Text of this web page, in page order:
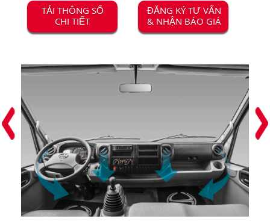
TẢI THÔNG SỐ
CHI TIẾT
ĐĂNG KÝ TƯ VẤN
& NHẬN BÁO GIÁ